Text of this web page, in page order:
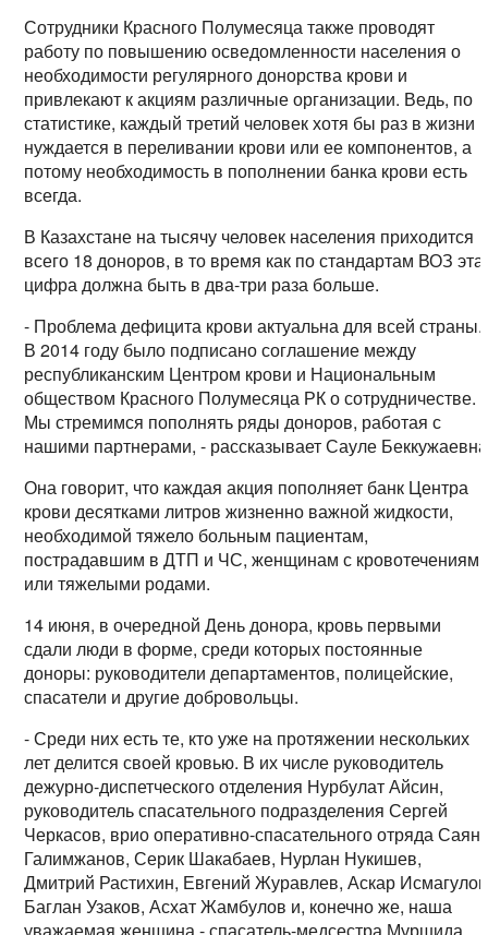
Сотрудники Красного Полумесяца также проводят
работу по повышению осведомленности населения о
необходимости регулярного донорства крови и
привлекают к акциям различные организации. Ведь, по
статистике, каждый третий человек хотя бы раз в жизни
нуждается в переливании крови или ее компонентов, а
потому необходимость в пополнении банка крови есть
всегда.
В Казахстане на тысячу человек населения приходится
всего 18 доноров, в то время как по стандартам ВОЗ эта
цифра должна быть в два-три раза больше.
- Проблема дефицита крови актуальна для всей страны.
В 2014 году было подписано соглашение между
республиканским Центром крови и Национальным
обществом Красного Полумесяца РК о сотрудничестве.
Мы стремимся пополнять ряды доноров, работая с
нашими партнерами, - рассказывает Сауле
Она говорит, что каждая акция пополняет банк Центра
крови десятками литров жизненно важной жидкости,
необходимой тяжело больным пациентам,
пострадавшим в ДТП и ЧС, женщинам с
или тяжелыми родами.
14 июня, в очередной День донора, кровь первыми
сдали люди в форме, среди которых постоянные
доноры: руководители департаментов, полицейские,
спасатели и другие добровольцы.
- Среди них есть те, кто уже на протяжении нескольких
лет делится своей кровью. В их числе руководитель
дежурно-диспетческого отделения Нурбулат Айсин,
руководитель спасательного подразделения Сергей
Черкасов, врио оперативно-спасательного отряда Саян
Галимжанов, Серик Шакабаев, Нурлан Нукишев,
Дмитрий Растихин, Евгений Журавлев, Аскар
Баглан Узаков, Асхат Жамбулов и, конечно же, наша